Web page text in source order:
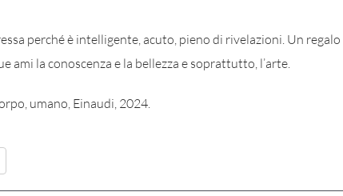
perché è intelligente, acuto, pieno di rivelazioni. Un regalo
ami la conoscenza e la bellezza e soprattutto, l’arte.
umano, Einaudi, 2024.